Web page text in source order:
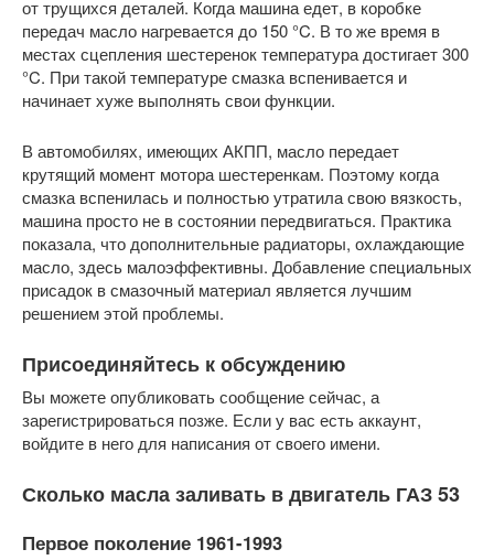
от трущихся деталей. Когда машина едет, в коробке
передач масло нагревается до 150 °C. В то же время в
местах сцепления шестеренок температура достигает 300
°C. При такой температуре смазка вспенивается и
начинает хуже выполнять свои функции.
В автомобилях, имеющих АКПП, масло передает
крутящий момент мотора шестеренкам. Поэтому когда
смазка вспенилась и полностью утратила свою вязкость,
машина просто не в состоянии передвигаться. Практика
показала, что дополнительные радиаторы, охлаждающие
масло, здесь малоэффективны. Добавление специальных
присадок в смазочный материал является лучшим
решением этой проблемы.
Присоединяйтесь к обсуждению
Вы можете опубликовать сообщение сейчас, а
зарегистрироваться позже. Если у вас есть аккаунт,
войдите в него для написания от своего имени.
Сколько масла заливать в двигатель ГАЗ 53
Первое поколение 1961-1993